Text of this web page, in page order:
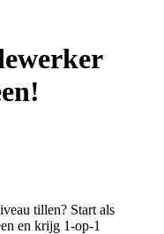
tillen? Start als
en krijg 1-op-1